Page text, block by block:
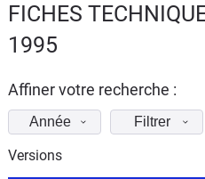
Essais
d'achat
Electriques
FICHES
1995
Affiner votre recherche :
Année Filtrer
Versions